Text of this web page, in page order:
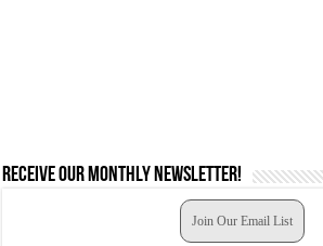
Receive our monthly newsletter!
Join Our Email List